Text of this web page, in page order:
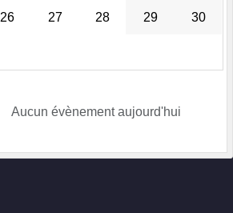
26 27 28 29 30
Aucun évènement aujourd'hui